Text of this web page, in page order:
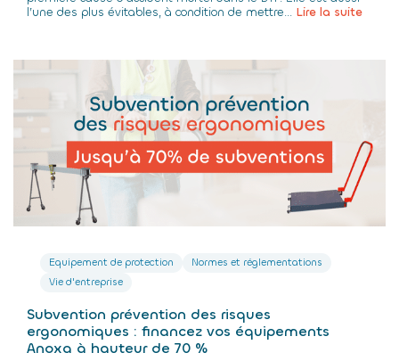
l’une des plus évitables, à condition de mettre... Lire la suite
Equipement de protection
Normes et réglementations
Vie d'entreprise
Subvention prévention des risques
ergonomiques : financez vos équipements
Anoxa à hauteur de 70 %